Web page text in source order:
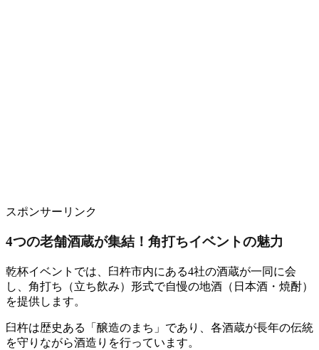
スポンサーリンク
4つの老舗酒蔵が集結！角打ちイベントの魅力
乾杯イベントでは、臼杵市内にある4社の酒蔵が一同に会
し、角打ち（立ち飲み）形式で自慢の地酒（日本酒・焼酎）
を提供します。
臼杵は歴史ある「醸造のまち」であり、各酒蔵が長年の伝統
を守りながら酒造りを行っています。